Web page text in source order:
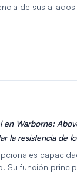
de sus
pasiva,
mejora su
desventajas.
Warborne:
la resistencia de
tanto en
Su función